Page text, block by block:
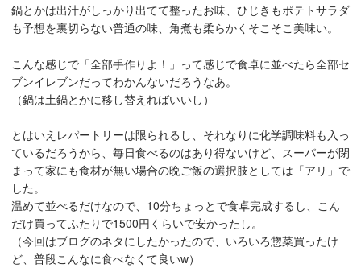
鍋とかは出汁がしっかり出てて整ったお味、ひじきもポテトサラダ
も予想を裏切らない普通の味、角煮も柔らかくそこそこ美味い。
こんな感じで「全部手作りよ！」って感じで食卓に並べたら全部セ
ブンイレブンだってわかんないだろうなあ。
（鍋は土鍋とかに移し替えればいいし）
とはいえレパートリーは限られるし、それなりに化学調味料も入っ
ているだろうから、毎日食べるのはあり得ないけど、スーパーが閉
まって家にも食材が無い場合の晩ご飯の選択肢としては「アリ」で
した。
温めて並べるだけなので、10分ちょっとで食卓完成するし、こん
だけ買ってふたりで1500円くらいで安かったし。
（今回はブログのネタにしたかったので、いろいろ惣菜買ったけ
ど、普段こんなに食べなくて良いw）